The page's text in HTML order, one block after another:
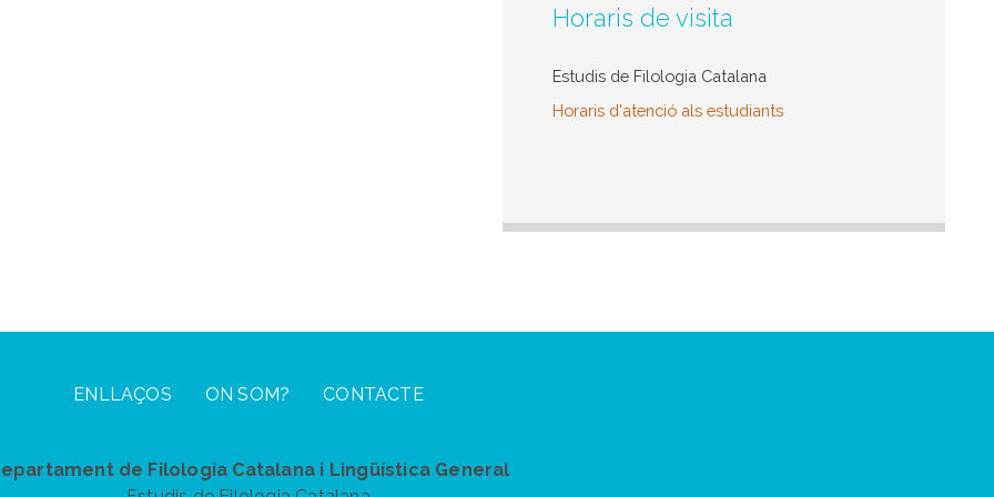
Horaris de visita
Estudis de Filologia Catalana
Horaris d'atenció als estudiants
ENLLAÇOS ON SOM? CONTACTE
de Filologia Catalana i Lingüística General